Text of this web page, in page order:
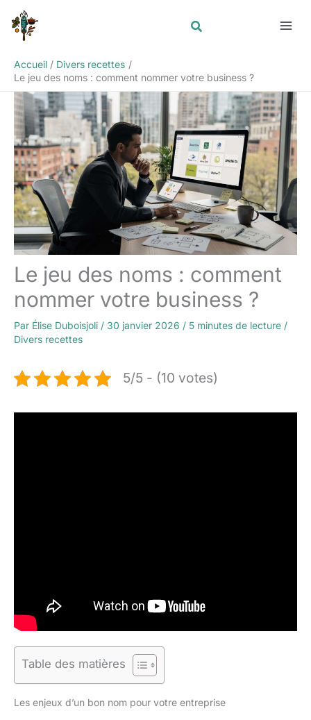
contenu
Accueil
Divers recettes
Le jeu des noms : comment nommer votre business ?
Le jeu des noms : comment
nommer votre business ?
Par Élise Duboisjoli / 30 janvier 2026 / 5 minutes de lecture /
Divers recettes
5/5 - (10 votes)
Table des matières
Les enjeux d’un bon nom pour votre entreprise
Rechercher